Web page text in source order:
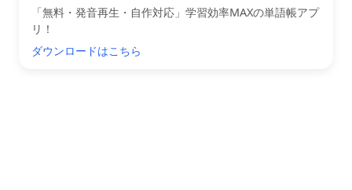
「無料・発音再生・自作対応」学習効率MAXの単語帳アプ
リ！
ダウンロードはこちら